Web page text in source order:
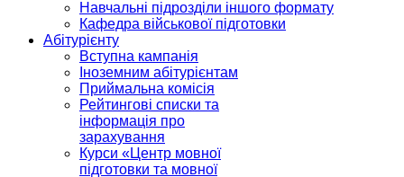
Навчальні підрозділи іншого формату
Кафедра військової підготовки
Абітурієнту
Вступна кампанія
Іноземним абітурієнтам
Приймальна комісія
Рейтингові списки та
інформація про
зарахування
Курси «Центр мовної
підготовки та мовної